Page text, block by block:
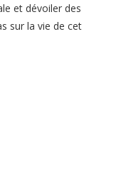
et dévoiler des
sur la vie de cet